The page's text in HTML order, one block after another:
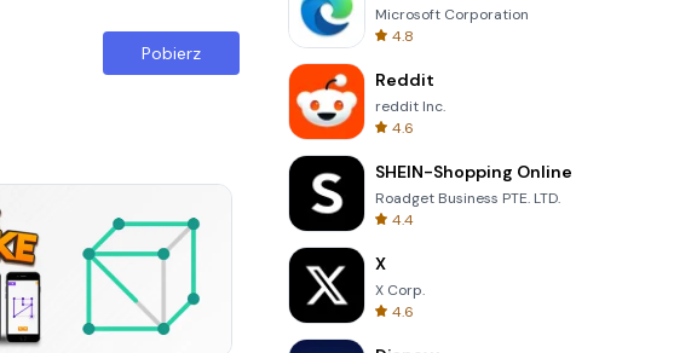
Pobierz
Microsoft Corporation
4.8
Reddit
reddit Inc.
4.6
SHEIN-Shopping Online
Roadget Business PTE. LTD.
4.4
X
X Corp.
4.6